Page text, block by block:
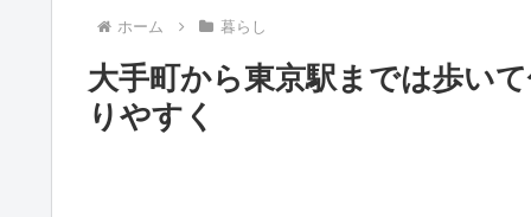
ホーム 暮らし
大手町から東京駅までは歩い
りやすく